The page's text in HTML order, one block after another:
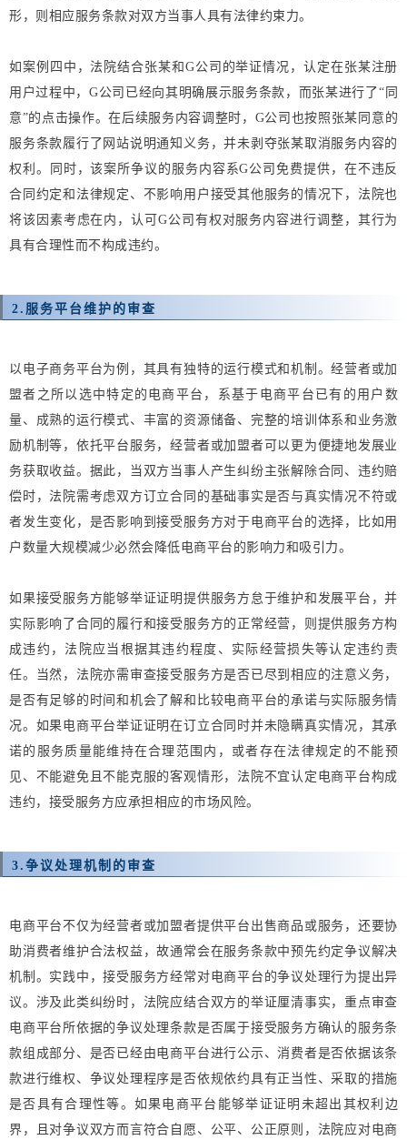
形，则相应服务条款对双方当事人具有法律约束力。
如案例四中，法院结合张某和G公司的举证情况，认定在张某注册
用户过程中，G公司已经向其明确展示服务条款，而张某进行了“同
意”的点击操作。在后续服务内容调整时 ，G公司也按照张某同意的
服务条款履行了网站说明通知义务，并未剥夺张某取消服务内容的
权利。同时，该案所争议的服务内容系G公司免费提供，在不违反
合同约定和法律规定、不影响用户接受其他服务的情况下，法院也
将该因素考虑在内，认可G公司有权对服务内容进行调整，其行为
具有合理性而不构成违约。
2. 服务平台维护的审查
以电子商务平台为例，其具有独特的运行模式和机制。经营者或加
盟者之所以选中特定的电商平台，系基于电商平台已有的用户数
量、成熟的运行模式、丰富的资源储备、完整的培训体系和业务激
励机制等，依托平台服务，经营者或加盟者可以更为便捷地发展业
务获取收益。据此，当双方当事人产生纠纷主张解除合同、违约赔
偿时，法院需考虑双方订立合同的基础事实是否与真实情况不符或
者发生变化，是否影响到接受服务方对于电商平台的选择，比如用
户数量大规模减少必然会降低电商平台的影响力和吸引力。
如果接受服务方能够举证证明提供服务方怠于维护和发展平台，并
实际影响了合同的履行和接受服务方的正常经营，则提供服务方构
成违约，法院应当根据其违约程度、实际经营损失等认定违约责
任。当然，法院亦需审查接受服务方是否已尽到相应的注意义务，
是否有足够的时间和机会了解和比较电商平台的承诺与实际服务情
况。如果电商平台举证证明在订立合同时并未隐瞒真实情况，其承
诺的服务质量能维持在合理范围内，或者存在法律规定的不能预
见、不能避免且不能克服的客观情形，法院不宜认定电商平台构成
违约，接受服务方应承担相应的市场风险。
3. 争议处理机制的审查
电商平台不仅为经营者或加盟者提供平台出售商品或服务，还要协
助消费者维护合法权益，故通常会在服务条款中预先约定争议解决
机制。实践中，接受服务方经常对电商平台的争议处理行为提出异
议。涉及此类纠纷时，法院应结合双方的举证厘清事实，重点审查
电商平台所依据的争议处理条款是否属于接受服务方确认的服务条
款组成部分、是否已经由电商平台进行公示、消费者是否依据该条
款进行维权、争议处理程序是否依规依约具有正当性、采取的措施
是否具有合理性等。如果电商平台能够举证证明未超出其权利边
界，且对争议双方而言符合自愿、公平、公正原则，法院应对电商